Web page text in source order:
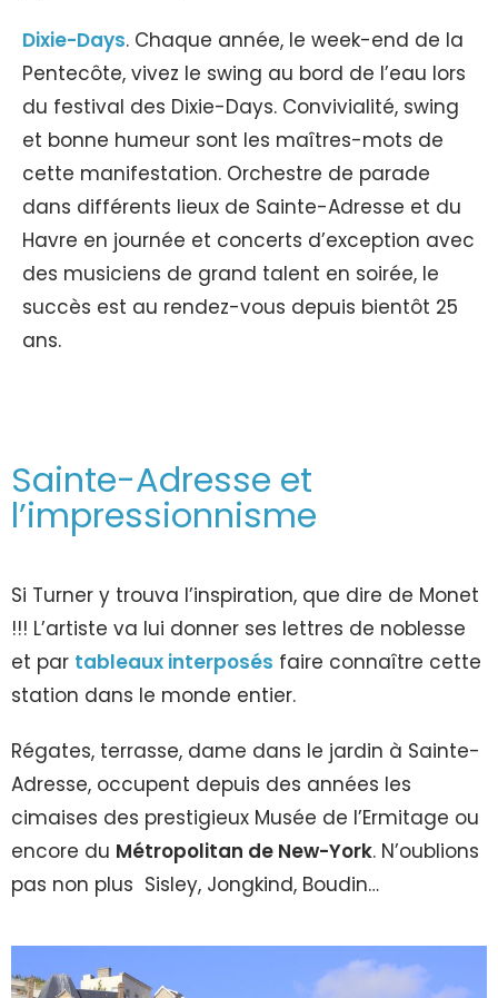
Dixie-Days. Chaque année, le week-end de la
Pentecôte, vivez le swing au bord de l’eau lors
du festival des Dixie-Days. Convivialité, swing
et bonne humeur sont les maîtres-mots de
cette manifestation. Orchestre de parade
dans différents lieux de Sainte-Adresse et du
Havre en journée et concerts d’exception avec
des musiciens de grand talent en soirée, le
succès est au rendez-vous depuis bientôt 25
ans.
Sainte-Adresse et
l’impressionnisme
Si Turner y trouva l’inspiration, que dire de Monet
!!! L’artiste va lui donner ses lettres de noblesse
et par tableaux interposés faire connaître cette
station dans le monde entier.
Régates, terrasse, dame dans le jardin à Sainte-
Adresse, occupent depuis des années les
cimaises des prestigieux Musée de l’Ermitage ou
encore du Métropolitan de New-York. N’oublions
pas non plus Sisley, Jongkind, Boudin…